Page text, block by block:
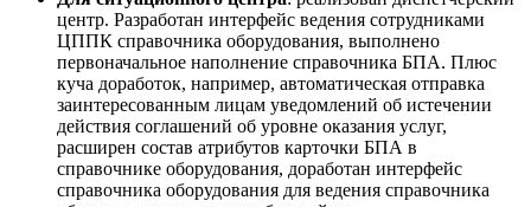
центр. Разработан интерфейс ведения сотрудниками
ЦППК справочника оборудования, выполнено
первоначальное наполнение справочника БПА. Плюс
куча доработок, например, автоматическая отправка
заинтересованным лицам уведомлений об истечении
действия соглашений об уровне оказания услуг,
расширен состав атрибутов карточки БПА в
справочнике оборудования, доработан интерфейс
справочника оборудования для ведения справочника